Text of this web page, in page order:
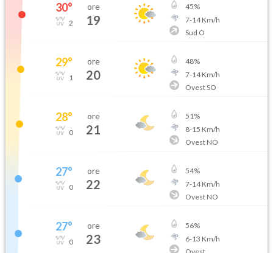
30°
2
ore
19
45%
7-14Km/h
Sud O
29°
1
ore
20
48%
7-14Km/h
Ovest SO
28°
0
ore
21
51%
8-15 Km/h
Ovest NO
27°
0
ore
22
54%
7-14Km/h
Ovest NO
27°
0
ore
23
56%
6-13 Km/h